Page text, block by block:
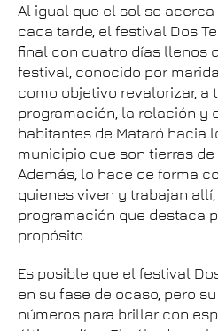
Al igual que el sol se
cada tarde, el festival Dos
final con cuatro días llenos
festival, conocido por
como objetivo revalorizar, a
programación, la relación y
habitantes de Mataró hacia
municipio que son tierras
Además, lo hace de forma
quienes viven y trabajan
programación que destaca
propósito.
Es posible que el festival
en su fase de ocaso, pero
números para brillar con